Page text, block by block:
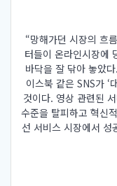
“망해가던 시장의 흐
터들이 온라인시장에
바닥을 잘 닦아 놓았
이스북 같은 SNS가 ‘
것이다. 영상 관련된
수준을 탈피하고 혁신
선 서비스 시장에서 성